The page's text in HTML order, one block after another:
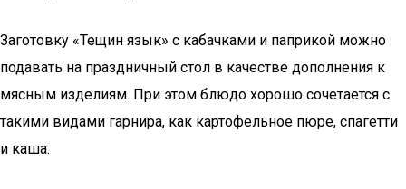
Заготовку «Тещин язык» с кабачками и паприкой можно
подавать на праздничный стол в качестве дополнения к
мясным изделиям. При этом блюдо хорошо сочетается с
такими видами гарнира, как картофельное пюре, спагетти
и каша.